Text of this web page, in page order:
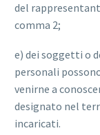
del
comma 2;
e) dei soggetti o
personali
venirne a
designato nel
incaricati.